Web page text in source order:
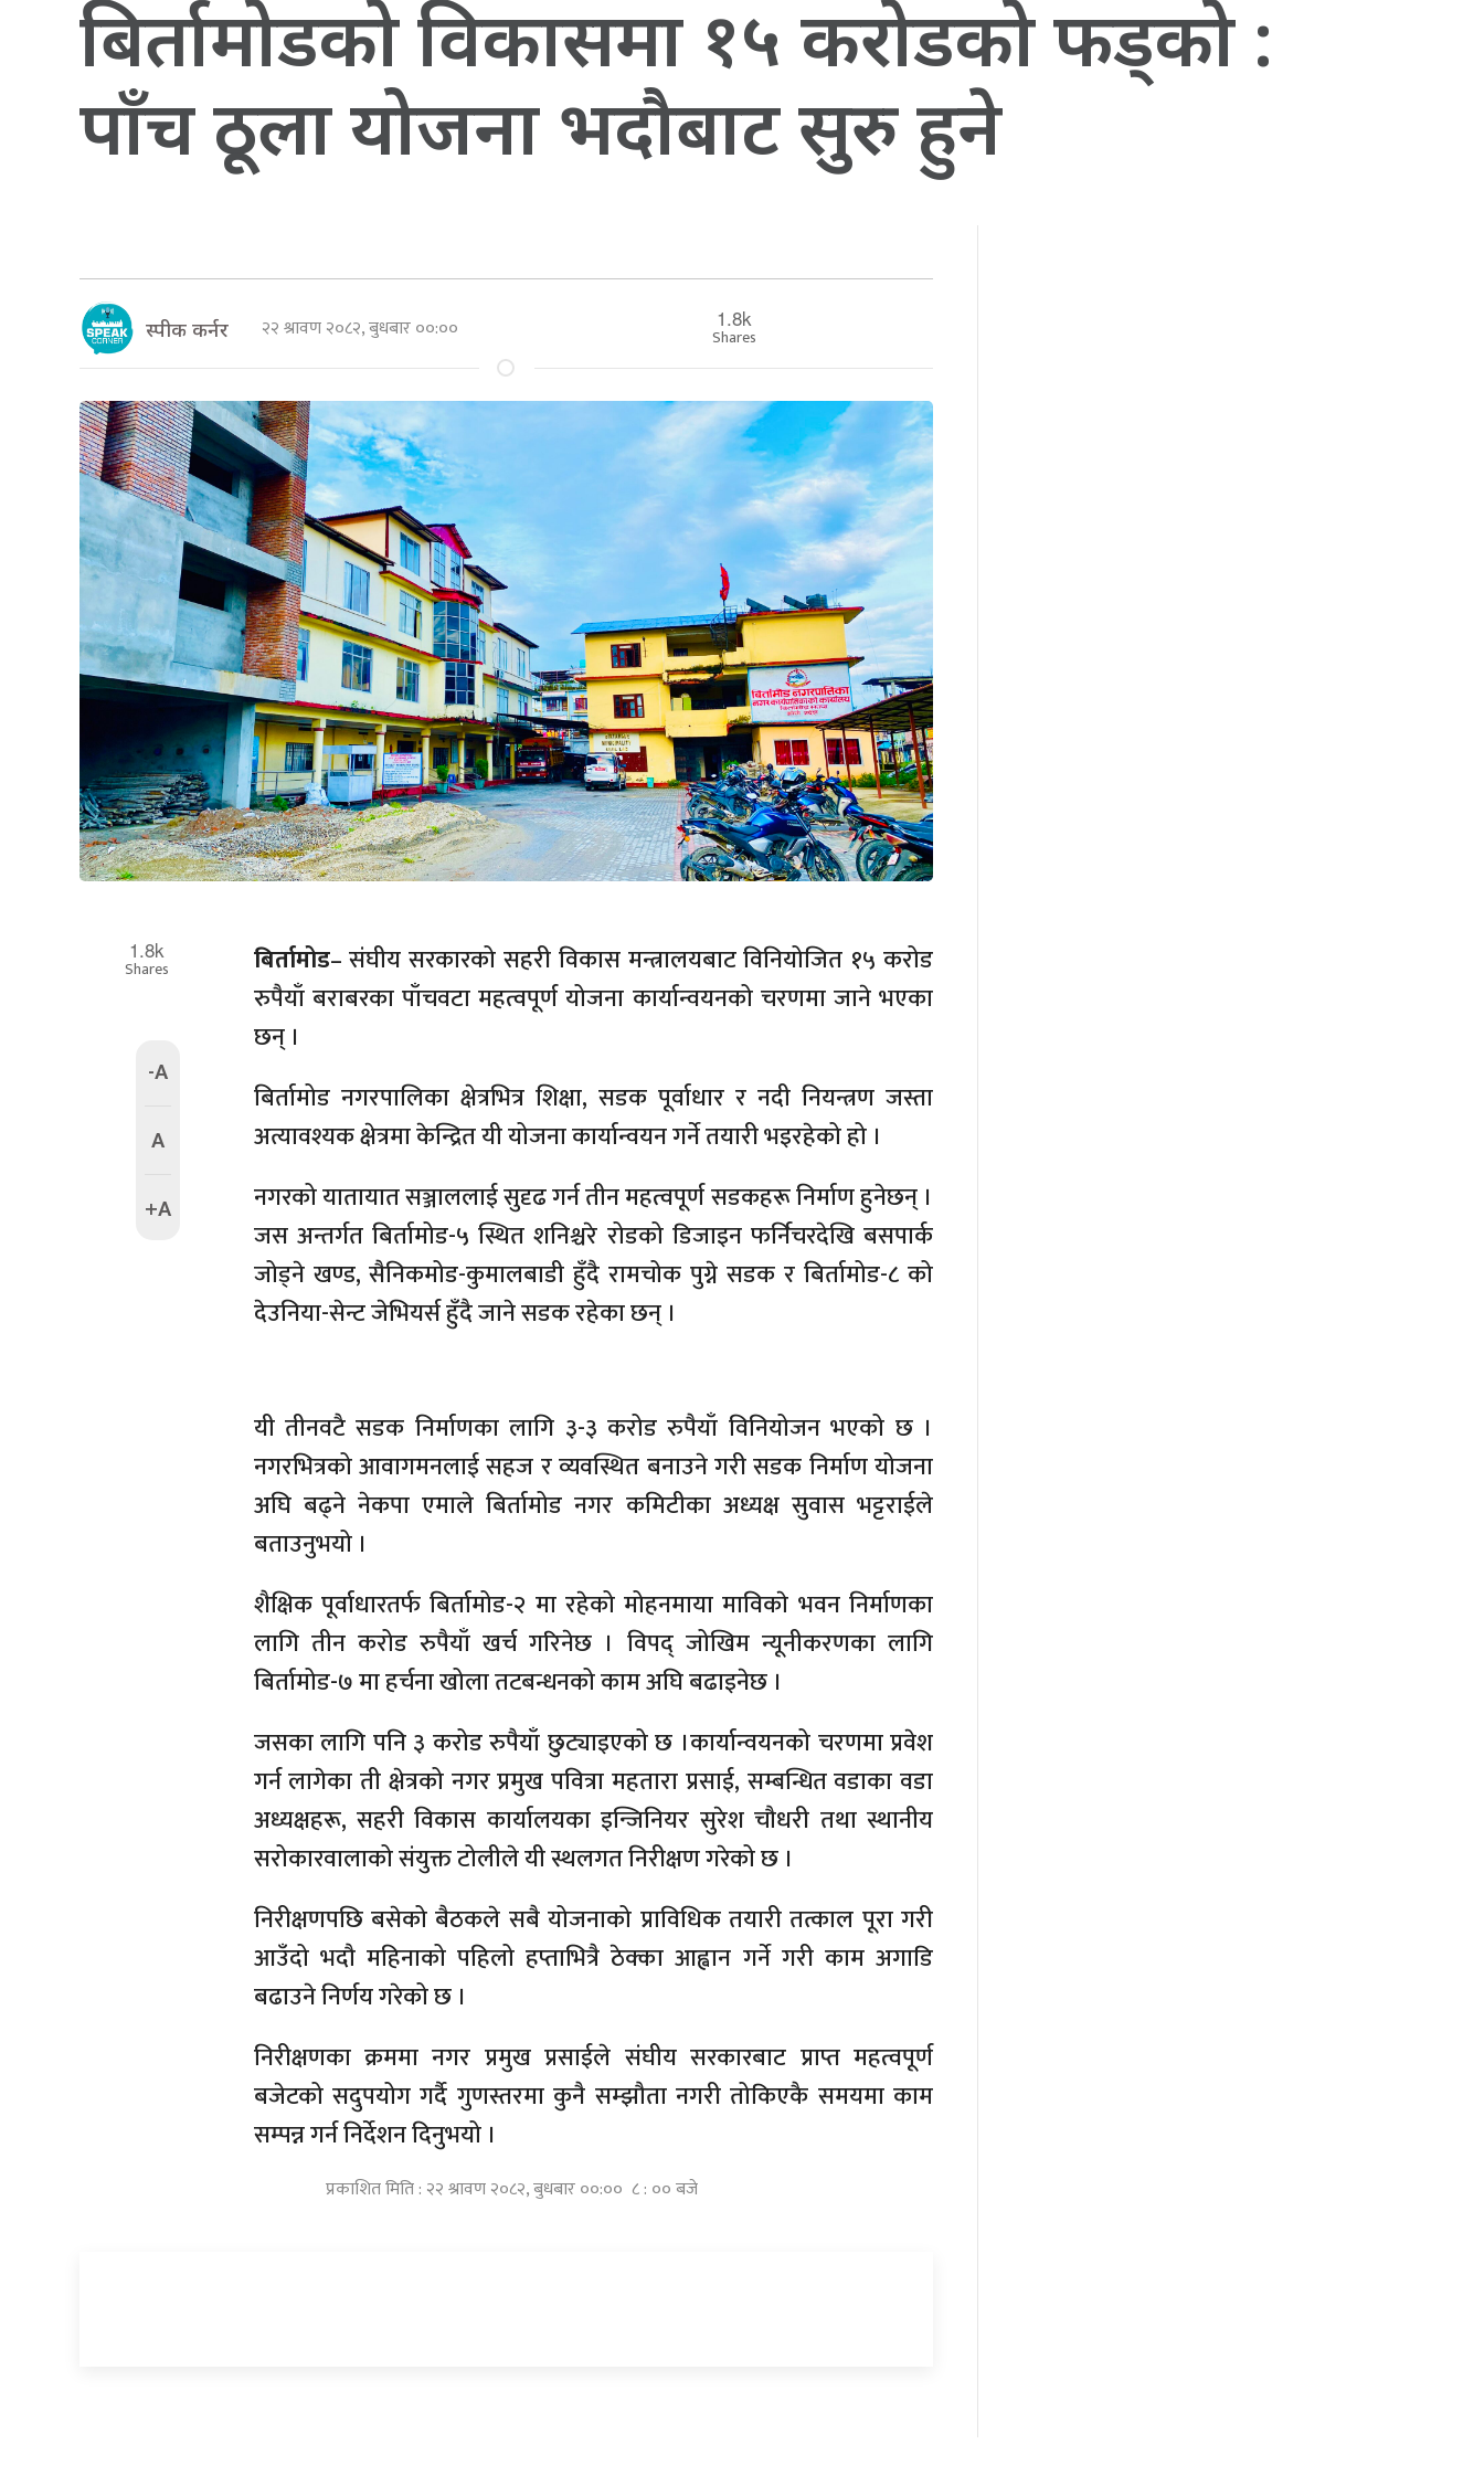
बिर्तामोडको विकासमा १५ करोडको फड्को :
पाँच ठूला योजना भदौबाट सुरु हुने
स्पीक कर्नर २२ श्रावण २०८२, बुधबार ००:०० 1.8k
Shares
1.8k
Shares
-A
A
+A
बिर्तामोड– संघीय सरकारको सहरी विकास मन्त्रालयबाट विनियोजित १५ करोड
रुपैयाँ बराबरका पाँचवटा महत्वपूर्ण योजना कार्यान्वयनको चरणमा जाने भएका
छन् ।
बिर्तामोड नगरपालिका क्षेत्रभित्र शिक्षा, सडक पूर्वाधार र नदी नियन्त्रण जस्ता
अत्यावश्यक क्षेत्रमा केन्द्रित यी योजना कार्यान्वयन गर्ने तयारी भइरहेको हो ।
नगरको यातायात सञ्जाललाई सुदृढ गर्न तीन महत्वपूर्ण सडकहरू निर्माण हुनेछन् ।
जस अन्तर्गत बिर्तामोड-५ स्थित शनिश्चरे रोडको डिजाइन फर्निचरदेखि बसपार्क
जोड्ने खण्ड, सैनिकमोड-कुमालबाडी हुँदै रामचोक पुग्ने सडक र बिर्तामोड-८ को
देउनिया-सेन्ट जेभियर्स हुँदै जाने सडक रहेका छन् ।
यी तीनवटै सडक निर्माणका लागि ३-३ करोड रुपैयाँ विनियोजन भएको छ ।
नगरभित्रको आवागमनलाई सहज र व्यवस्थित बनाउने गरी सडक निर्माण योजना
अघि बढ्ने नेकपा एमाले बिर्तामोड नगर कमिटीका अध्यक्ष सुवास भट्टराईले
बताउनुभयो ।
शैक्षिक पूर्वाधारतर्फ बिर्तामोड-२ मा रहेको मोहनमाया माविकाे भवन निर्माणका
लागि तीन करोड रुपैयाँ खर्च गरिनेछ । विपद् जोखिम न्यूनीकरणका लागि
बिर्तामोड-७ मा हर्चना खोला तटबन्धनको काम अघि बढाइनेछ ।
जसका लागि पनि ३ करोड रुपैयाँ छुट्याइएको छ ।कार्यान्वयनको चरणमा प्रवेश
गर्न लागेका ती क्षेत्रको नगर प्रमुख पवित्रा महतारा प्रसाई, सम्बन्धित वडाका वडा
अध्यक्षहरू, सहरी विकास कार्यालयका इन्जिनियर सुरेश चौधरी तथा स्थानीय
सरोकारवालाको संयुक्त टोलीले यी स्थलगत निरीक्षण गरेको छ ।
निरीक्षणपछि बसेको बैठकले सबै योजनाको प्राविधिक तयारी तत्काल पूरा गरी
आउँदो भदौ महिनाको पहिलो हप्ताभित्रै ठेक्का आह्वान गर्ने गरी काम अगाडि
बढाउने निर्णय गरेको छ ।
निरीक्षणका क्रममा नगर प्रमुख प्रसाईले संघीय सरकारबाट प्राप्त महत्वपूर्ण
बजेटको सदुपयोग गर्दै गुणस्तरमा कुनै सम्झौता नगरी तोकिएकै समयमा काम
सम्पन्न गर्न निर्देशन दिनुभयो ।
प्रकाशित मिति : २२ श्रावण २०८२, बुधबार ००:०० ८ : ०० बजे